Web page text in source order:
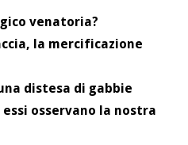
venatoria?
la mercificazione
distesa di gabbie
osservano la nostra